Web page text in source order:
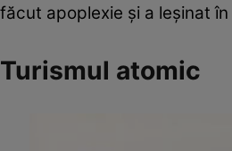
făcut apoplexie şi a leşinat
Turismul atomic